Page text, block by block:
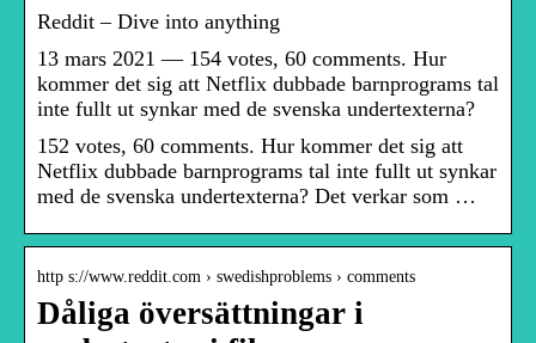
Reddit – Dive into anything
13 mars 2021 — 154 votes, 60 comments. Hur
kommer det sig att Netflix dubbade barnprograms tal
inte fullt ut synkar med de svenska undertexterna?
152 votes, 60 comments. Hur kommer det sig att
Netflix dubbade barnprograms tal inte fullt ut synkar
med de svenska undertexterna? Det verkar som …
http s://www.reddit.com › swedishproblems › comments
Dåliga översättningar i